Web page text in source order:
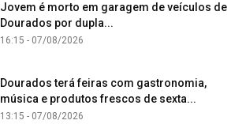
Jovem é morto em garagem de veículos de
Dourados por dupla...
16:15 - 07/08/2026
Dourados terá feiras com gastronomia,
música e produtos frescos de sexta...
13:15 - 07/08/2026